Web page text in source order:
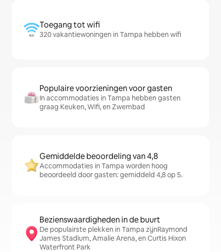
Toegang tot wifi
320 vakantiewoningen in Tampa hebben wifi
Populaire voorzieningen voor gasten
In accommodaties in Tampa hebben gasten
graag Keuken, Wifi, en Zwembad
Gemiddelde beoordeling van 4,8
Accommodaties in Tampa worden hoog
beoordeeld door gasten: gemiddeld 4,8 op 5.
Bezienswaardigheden in de buurt
De populairste plekken in Tampa zijnRaymond
James Stadium, Amalie Arena, en Curtis Hixon
Waterfront Park